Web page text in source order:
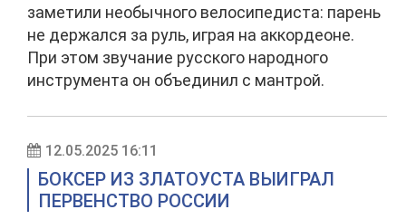
заметили необычного велосипедиста: парень
не держался за руль, играя на аккордеоне.
При этом звучание русского народного
инструмента он объединил с мантрой.
12.05.2025 16:11
БОКСЕР ИЗ ЗЛАТОУСТА ВЫИГРАЛ
ПЕРВЕНСТВО РОССИИ